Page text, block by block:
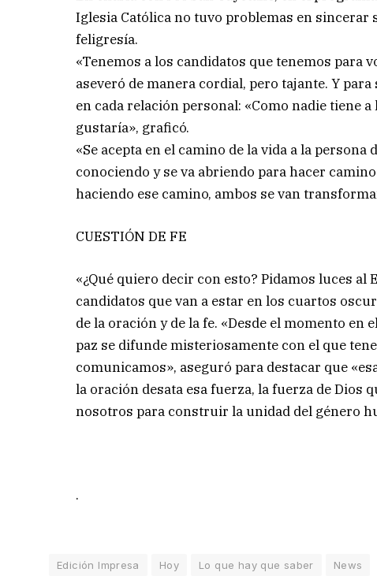
Iglesia Católica no tuvo problemas en sincerar
feligresía.
«Tenemos a los candidatos que tenemos para
aseveró de manera cordial, pero tajante. Y
en cada relación personal: «Como nadie tiene
gustaría», graficó.
«Se acepta en el camino de la vida a la
conociendo y se va abriendo para hacer
haciendo ese camino, ambos se van
CUESTIÓN DE FE
«¿Qué quiero decir con esto? Pidamos luces
candidatos que van a estar en los cuartos
de la oración y de la fe. «Desde el momento
paz se difunde misteriosamente con el que
comunicamos», aseguró para destacar que
la oración desata esa fuerza, la fuerza de
nosotros para construir la unidad del género
.
Edición Impresa Hoy Lo que hay que saber News